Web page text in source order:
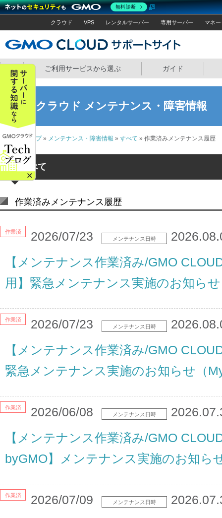
クラウド VPS レンタルサーバー 専用サーバー マネ
ホーム ご利用サービスから選ぶ ガイド
GMOクラウド メンテナンス・障害情報
サポートトップ» メンテナンス・障害情報 » すべて » 作業済みメンテナンス履歴
すべて
作業済みメンテナンス履歴
2026/07/23 メンテナンス日時
作業済
【メンテナンス作業済み/GMO
用】緊急メンテナンス実施のお知ら
2026/07/23 メンテナンス日時
作業済
【メンテナンス作業済み/GMO
緊急メンテナンス実施のお知らせ（
2026/06/08 メンテナンス日時
作業済
【メンテナンス作業済み/GMO
byGMO】メンテナンス実施のお知ら
2026/07/09 メンテナンス日時
作業済
無料診断